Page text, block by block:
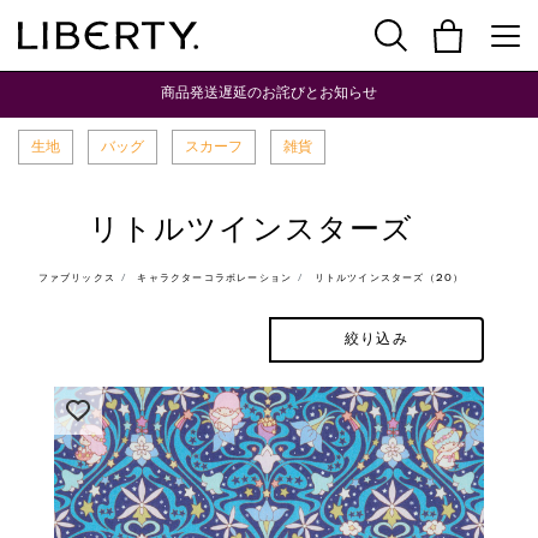
商品発送遅延のお詫びとお知らせ
生地 バッグ スカーフ 雑貨
リトルツインスターズ
ファブリックス キャラクターコラボレーション リトルツインスターズ（20）
絞り込み